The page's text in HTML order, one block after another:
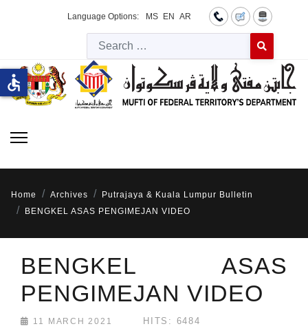
Language Options: MS EN AR
Type 2 or
Home Archives
Putrajaya & Kuala Lumpur Bulletin
BENGKEL ASAS PENGIMEJAN VIDEO
BENGKEL ASAS
PENGIMEJAN VIDEO
11 MARCH 2021 HITS: 6484
accessible